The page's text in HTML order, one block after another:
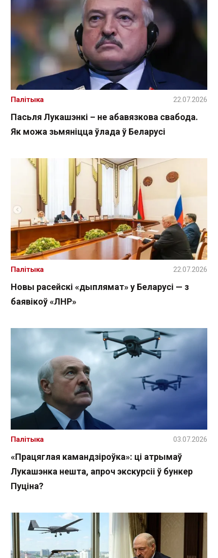
Пасьля Лукашэнкі – не абавязкова свабода.
Як можа зьмяніцца ўлада ў Беларусі
Палітыка 22.07.2026
Новы расейскі «дыплямат» у Беларусі — з
баявікоў «ЛНР»
Палітыка 22.07.2026
«Працяглая камандзіроўка»: ці атрымаў
Лукашэнка нешта, апроч экскурсіі ў бункер
Пуціна?
Палітыка 03.07.2026